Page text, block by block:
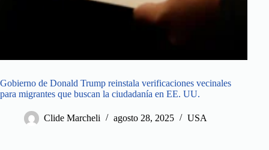
Gobierno de Donald Trump reinstala verificaciones vecinales
para migrantes que buscan la ciudadanía en EE. UU.
Clide Marcheli agosto 28, 2025 USA